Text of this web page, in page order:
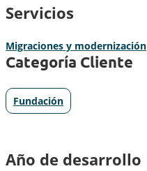
Servicios
Migraciones y modernización
Categoría Cliente
Fundación
Año de desarrollo